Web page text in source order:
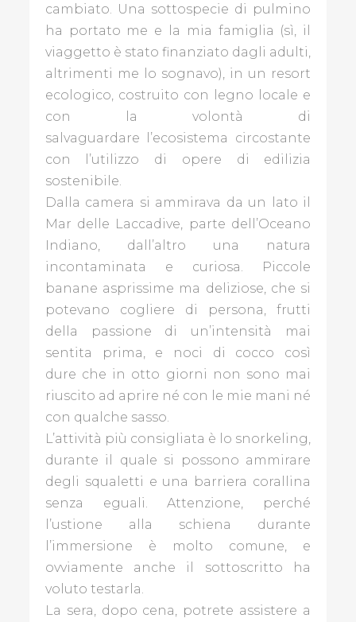
PADOVANE
PAPÀ
IMPERFETTO
POST
BLOG
REDAZIONE
CONTATTI
cambiato. Una sottospecie di pulmino
ha portato me e la mia famiglia (sì, il
viaggetto è stato finanziato dagli adulti,
altrimenti me lo sognavo), in un resort
ecologico, costruito con legno locale e
con la volontà di
salvaguardare l’ecosistema circostante
con l’utilizzo di opere di edilizia
sostenibile.
Dalla camera si ammirava da un lato il
Mar delle Laccadive, parte dell’Oceano
Indiano, dall’altro una natura
incontaminata e curiosa. Piccole
banane asprissime ma deliziose, che si
potevano cogliere di persona, frutti
della passione di un’intensità mai
sentita prima, e noci di cocco così
dure che in otto giorni non sono mai
riuscito ad aprire né con le mie mani né
con qualche sasso.
L’attività più consigliata è lo snorkeling,
durante il quale si possono ammirare
degli squaletti e una barriera corallina
senza eguali. Attenzione, perché
l’ustione alla schiena durante
l’immersione è molto comune, e
ovviamente anche il sottoscritto ha
voluto testarla.
La sera, dopo cena, potrete assistere a